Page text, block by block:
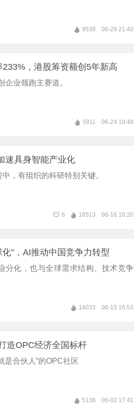
9538 06-29 21:40
，港股筹资额创5年新高
业领跑主赛道。
5911 06-24 18:48
速具身智能产业化
，有组织的科研特别关键。
6 16513 06-16 18:20
”，AI推动中国竞争力转型
分化，也与全球需求结构、技术竞争
14033 06-15 16:53
造OPC经济全国标杆
是合伙人”的OPC社区
5136 06-02 17:41